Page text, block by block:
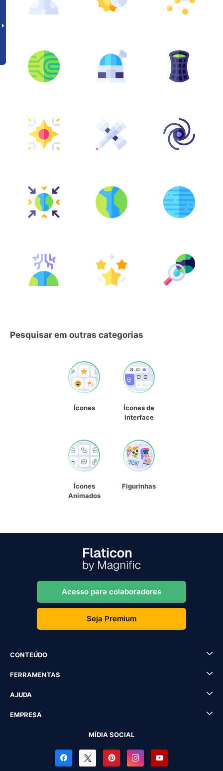
Pesquisar em outras categorias
Ícones
Ícones de
interface
Ícones
Animados
Figurinhas
Acesso para colaboradores
Seja Premium
CONTEÚDO
FERRAMENTAS
AJUDA
EMPRESA
MÍDIA SOCIAL